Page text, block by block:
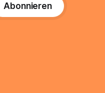
Abonnieren